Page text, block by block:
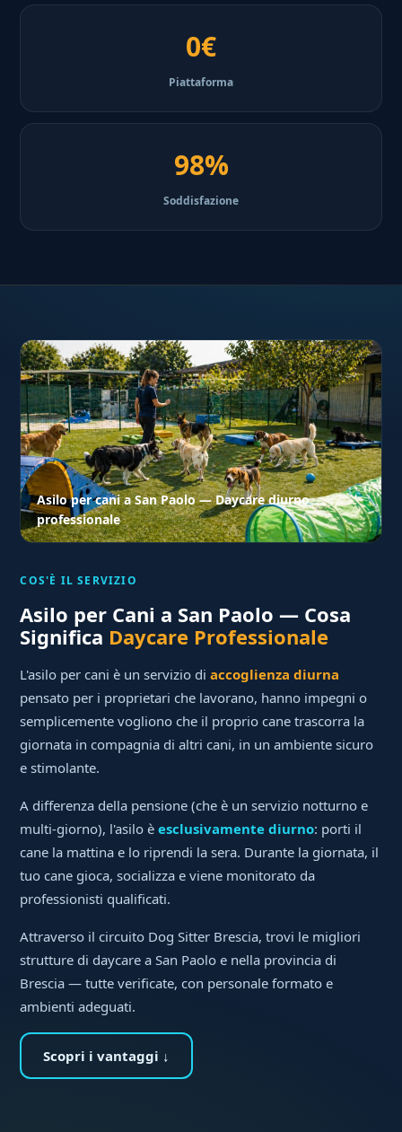
0€
Piattaforma
98%
Soddisfazione
Asilo per cani a San Paolo — Daycare diurno
professionale
COS'È IL SERVIZIO
Asilo per Cani a San Paolo — Cosa
Significa Daycare Professionale
L'asilo per cani è un servizio diaccoglienza diurna
pensato per i proprietari che lavorano, hanno impegni o
semplicemente vogliono che il proprio cane trascorra la
giornata in compagnia di altri cani, in un ambiente sicuro
e stimolante.
A differenza della pensione (che è un servizio notturno e
multi-giorno), l'asilo èesclusivamente diurno: porti il
cane la mattina e lo riprendi la sera. Durante la giornata, il
tuo cane gioca, socializza e viene monitorato da
professionisti qualificati.
Attraverso il circuito Dog Sitter Brescia, trovi le migliori
strutture di daycare a San Paolo e nella provincia di
Brescia — tutte verificate, con personale formato e
ambienti adeguati.
Scopri i vantaggi ↓